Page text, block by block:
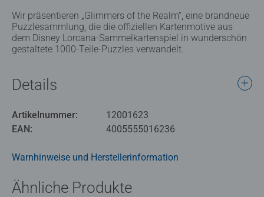
Wir präsentieren „Glimmers of the Realm“, eine brandneue
Puzzlesammlung, die die offiziellen Kartenmotive aus
dem Disney Lorcana-Sammelkartenspiel in wunderschön
gestaltete 1000-Teile-Puzzles verwandelt.
Details
Artikelnummer:
12001623
EAN:
4005555016236
Warnhinweise und Herstellerinformation
Ähnliche Produkte